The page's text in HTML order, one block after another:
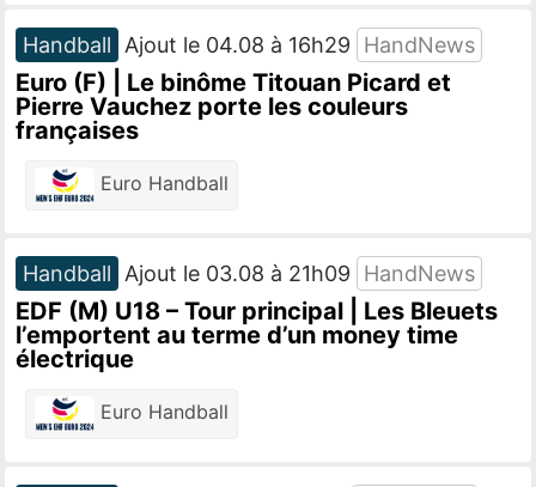
Handball Ajout le 04.08 à 16h29 HandNews
Euro (F) | Le binôme Titouan Picard et
Pierre Vauchez porte les couleurs
françaises
Euro Handball
Handball Ajout le 03.08 à 21h09 HandNews
EDF (M) U18 – Tour principal | Les Bleuets
l’emportent au terme d’un money time
électrique
Euro Handball